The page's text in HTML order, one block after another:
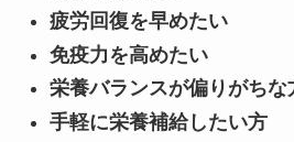
疲労回復を早めたい
免疫力を高めたい
栄養バランスが偏りがちな
手軽に栄養補給したい方